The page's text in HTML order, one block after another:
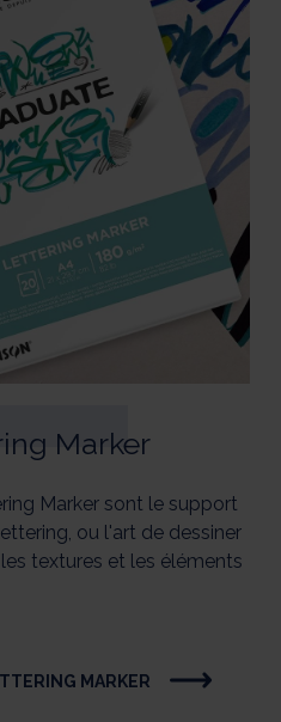
Marker
Marker sont le support
ou l'art de dessiner
textures et les éléments
MARKER